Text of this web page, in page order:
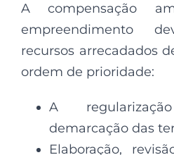
A compensação
empreendimento
recursos arrecadados
ordem de prioridade:
A
demarcação das
Elaboração,